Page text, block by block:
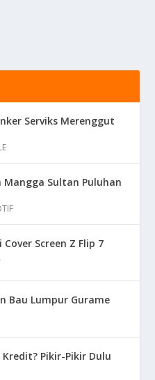
Serviks Merenggut
Mangga Sultan Puluhan
Screen Z Flip 7
Bau Lumpur Gurame
Pikir-Pikir Dulu